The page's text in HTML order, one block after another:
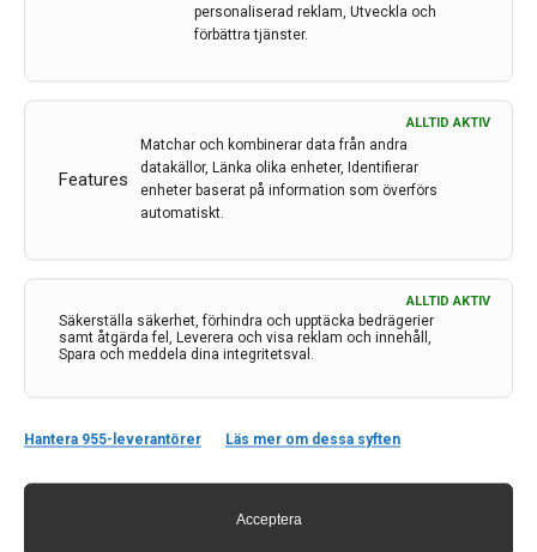
personaliserad reklam, Utveckla och
förbättra tjänster.
Features
ALLTID AKTIV
Matchar och kombinerar data från andra
datakällor, Länka olika enheter, Identifierar
enheter baserat på information som överförs
automatiskt.
Säkerställa säkerhet, förhindra och upptäcka bedrägerier
samt åtgärda fel, Leverera och visa reklam och innehåll,
Spara och meddela dina integritetsval.
ALLTID AKTIV
Hantera 955-leverantörer Läs mer om dessa syften
Acceptera
I denna artikelserie av neuroradiolog David Fällmar
kommer du att presenteras för fyra neuroradiologiska
begrepp i varje nummer. Serien inleddes i förra numret,
och turen har nu kommit till bokstäverna E, F, G och H.